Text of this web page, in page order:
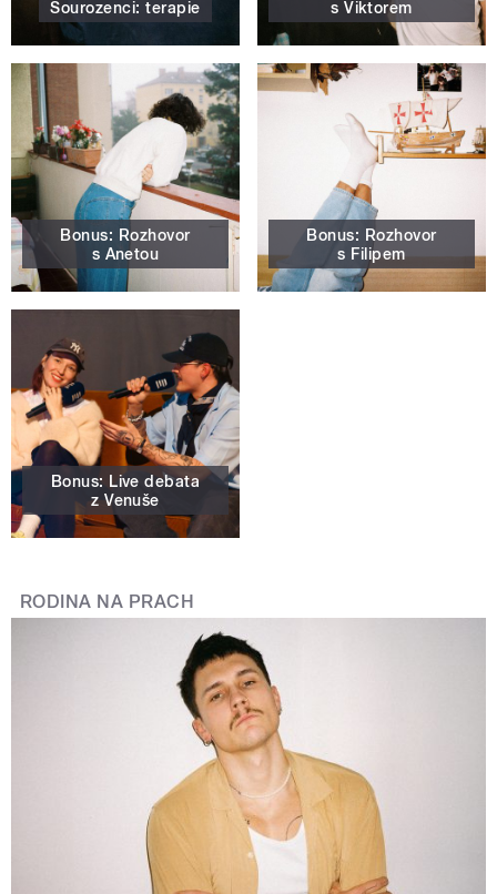
Sourozenci: terapie s Viktorem
Bonus: Rozhovor
s Anetou
Bonus: Rozhovor
s Filipem
Bonus: Live debata
z Venuše
RODINA NA PRACH